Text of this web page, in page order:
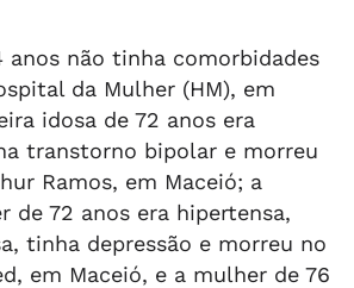
anos não tinha comorbidades
da Mulher (HM), em
idosa de 72 anos era
transtorno bipolar e morreu
Ramos, em Maceió; a
de 72 anos era hipertensa,
tinha depressão e morreu no
em Maceió, e a mulher de 76